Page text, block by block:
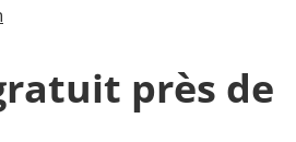
près de